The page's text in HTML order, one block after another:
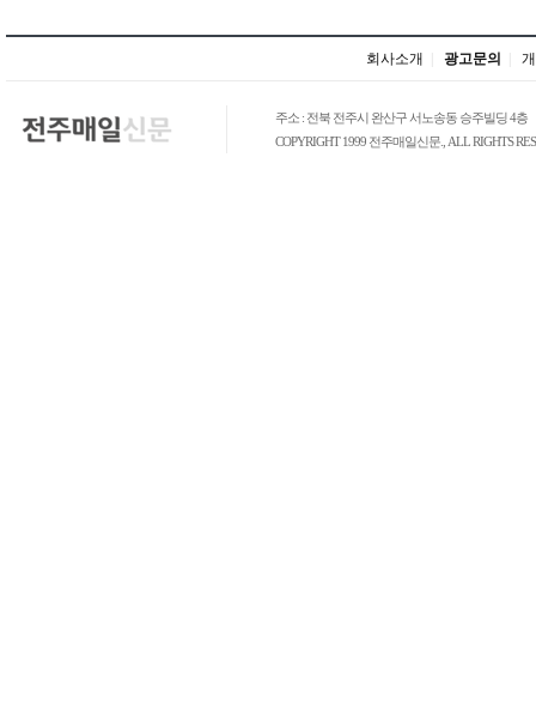
회사소개 광고문의
주소 : 전북 전주시 완산구 서노송동 승주빌딩 4층
COPYRIGHT 1999 전주매일신문., ALL RIGHTS